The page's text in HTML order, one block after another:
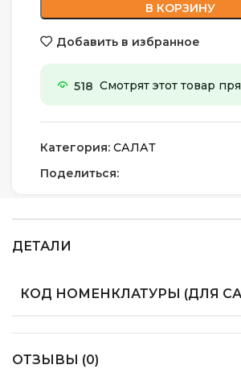
В КОРЗИНУ
Добавить в избранное
518 Смотрят этот товар
Категория: САЛАТ
Поделиться:
ДЕТАЛИ
КОД НОМЕНКЛАТУРЫ (ДЛЯ
ОТЗЫВЫ (0)